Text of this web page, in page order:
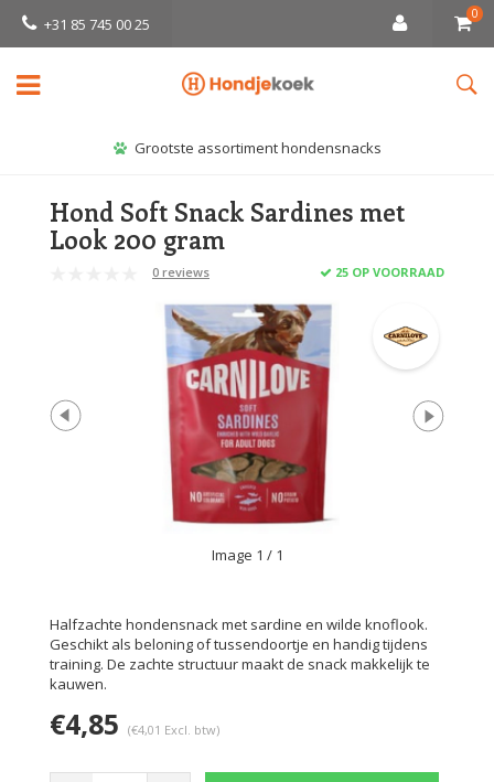
+31 85 745 00 25
0
Grootste assortiment hondensnacks
Hond Soft Snack Sardines met
Look 200 gram
0 reviews 25 OP VOORRAAD
Image 1 / 1
Halfzachte hondensnack met sardine en wilde knoflook.
Geschikt als beloning of tussendoortje en handig tijdens
training. De zachte structuur maakt de snack makkelijk te
kauwen.
€4,85 (€4,01 Excl. btw)